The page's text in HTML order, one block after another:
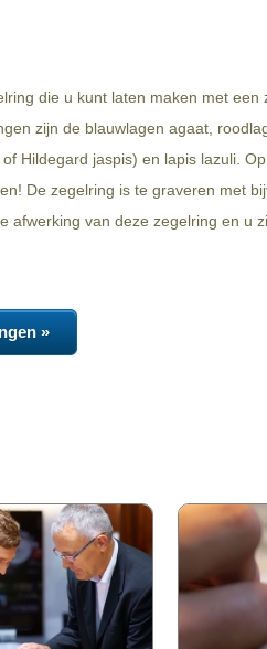
die u kunt laten maken met een
zijn de blauwlagen agaat,
Hildegard jaspis) en lapis lazuli.
De zegelring is te graveren met
afwerking van deze zegelring en u
»